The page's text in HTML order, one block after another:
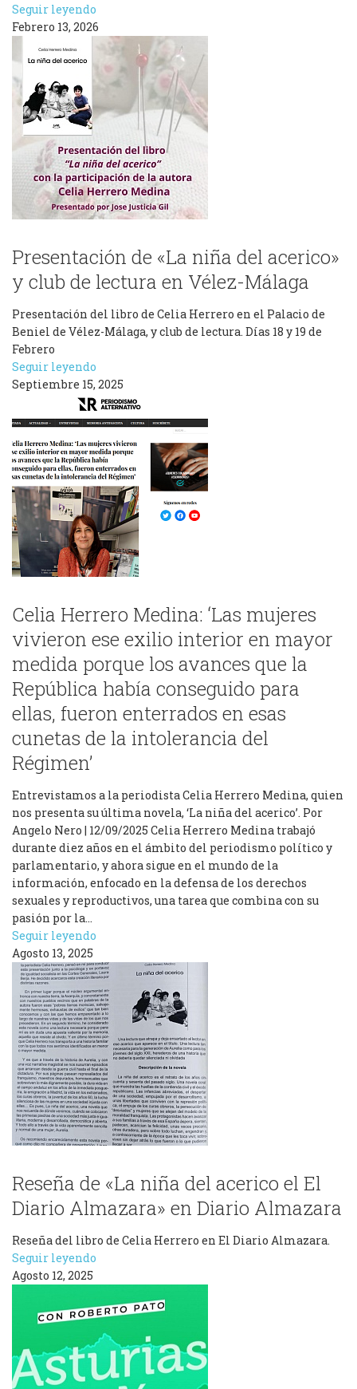
Seguir leyendo
Febrero 13, 2026
Presentación de «La niña del acerico»
y club de lectura en Vélez-Málaga
Presentación del libro de Celia Herrero en el Palacio de
Beniel de Vélez-Málaga, y club de lectura. Días 18 y 19 de
Febrero
Seguir leyendo
Septiembre 15, 2025
Celia Herrero Medina: ‘Las mujeres
vivieron ese exilio interior en mayor
medida porque los avances que la
República había conseguido para
ellas, fueron enterrados en esas
cunetas de la intolerancia del
Régimen’
Entrevistamos a la periodista Celia Herrero Medina, quien
nos presenta su última novela, ‘La niña del acerico’. Por
Angelo Nero | 12/09/2025 Celia Herrero Medina trabajó
durante diez años en el ámbito del periodismo político y
parlamentario, y ahora sigue en el mundo de la
información, enfocado en la defensa de los derechos
sexuales y reproductivos, una tarea que combina con su
pasión por la…
Seguir leyendo
Agosto 13, 2025
Reseña de «La niña del acerico el El
Diario Almazara» en Diario Almazara
Reseña del libro de Celia Herrero en El Diario Almazara.
Seguir leyendo
Agosto 12, 2025